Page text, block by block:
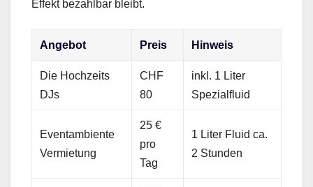
Effekt bezahlbar bleibt.
Angebot Preis Hinweis
Die Hochzeits
DJs
CHF
80
inkl. 1 Liter
Spezialfluid
Eventambiente
Vermietung
25 €
pro
Tag
1 Liter Fluid ca.
2 Stunden